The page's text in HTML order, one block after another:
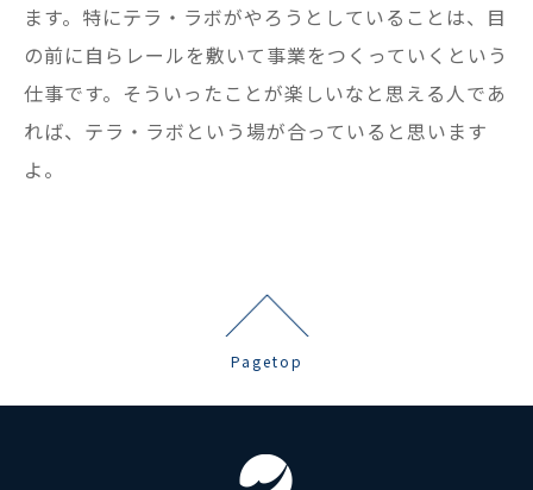
ます。特にテラ・ラボがやろうとしていることは、目
の前に自らレールを敷いて事業をつくっていくという
仕事です。そういったことが楽しいなと思える人であ
れば、テラ・ラボという場が合っていると思います
よ。
Pagetop